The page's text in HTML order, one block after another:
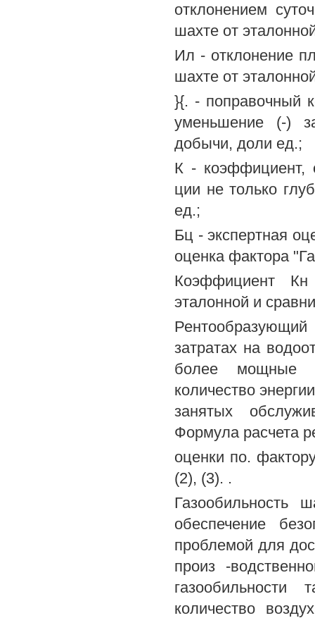
отклонением
шахте от
Ил - отклонение
шахте от
}{. - поправочный
уменьшение (-)
добычи, доли ед.;
К - коэффициент,
ции не только
ед.;
Бц - экспертная
оценка фактора
Коэффициент Кн
эталонной и
затратах на
более мощные
количество
занятых
Формула расчета
оценки по.
(2), (3). .
Газообильность
обеспечение
проблемой для
произ -
количество